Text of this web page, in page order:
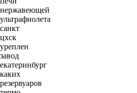
нержавеющей
ультрафиолета
санкт
цхск
уреплен
завод
екатеринбург
каких
резервуаров